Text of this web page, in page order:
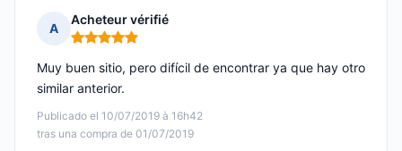
A
Acheteur vérifié
Nota: 5 de 5
Publicado el 10/07/2019 à 16h42
tras una compra de 01/07/2019
Muy buen sitio, pero difícil de encontrar ya que hay otro
similar anterior.